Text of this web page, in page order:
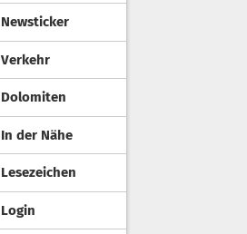
Newsticker
Verkehr
Dolomiten
In der Nähe
Lesezeichen
Login